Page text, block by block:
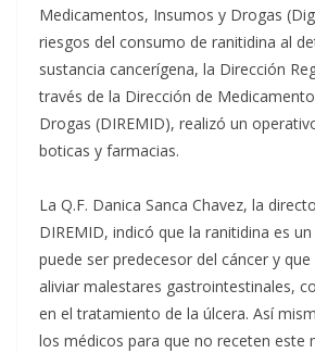
Medicamentos, Insumos y Drogas
riesgos del consumo de ranitidina al
sustancia cancerígena, la Dirección
través de la Dirección de
Drogas (DIREMID), realizó un
boticas y farmacias.
La Q.F. Danica Sanca Chavez, la
DIREMID, indicó que la ranitidina es
puede ser predecesor del cáncer y
aliviar malestares gastrointestinales,
en el tratamiento de la úlcera. Así
los médicos para que no receten este